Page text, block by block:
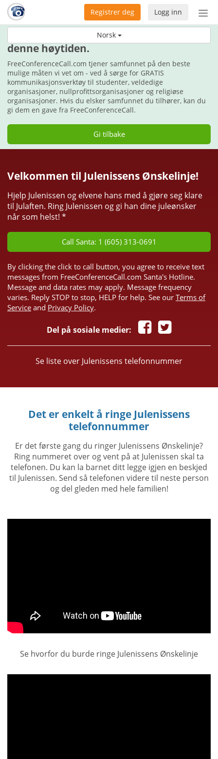
Norsk
Bytt
Logg inn
Registrer deg
Gi kommunikasjon i gave til noen under
denne høytiden.
FreeConferenceCall.com tjener samfunnet på den beste
mulige måten vi vet om - ved å sørge for GRATIS
kommunikasjonsverktøy til studenter, veldedige
organisasjoner, nullprofittsorganisasjoner og religiøse
organisasjoner. Hvis du elsker samfunnet du tilhører, kan du
gi dem en gave fra FreeConferenceCall.
Gi tilbake
Velkommen til Julenissens Ønskelinje!
Hjelp Julenissen og elvene hans med å gjøre seg klare
til Julaften. Ring Julenissen og gi han dine juleønsker
når som helst! *
Call Santa: 1 (605) 313-0691
By clicking the click to call button, you agree to receive text
messages from FreeConferenceCall.com Santa's Hotline.
Message and data rates may apply. Message frequency
varies. Reply STOP to stop, HELP for help. See our Terms of
Service and Privacy Policy.
Del på sosiale medier:
Se liste over Julenissens telefonnummer
Det er enkelt å ringe Julenissens
telefonnummer
Er det første gang du ringer Julenissens Ønskelinje?
Ring nummeret over og vent på at Julenissen skal ta
telefonen. Du kan la barnet ditt legge igjen en beskjed
til Julenissen. Send så telefonen videre til neste person
og del gleden med hele familien!
Se hvorfor du burde ringe Julenissens Ønskelinje